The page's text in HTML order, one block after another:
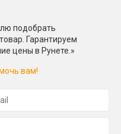
подобрать
Гарантируем
цены в Рунете.»
вам!